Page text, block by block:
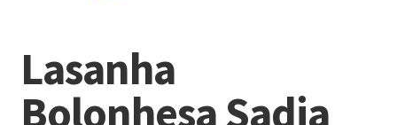
Lasanha
Bolonhesa Sadia